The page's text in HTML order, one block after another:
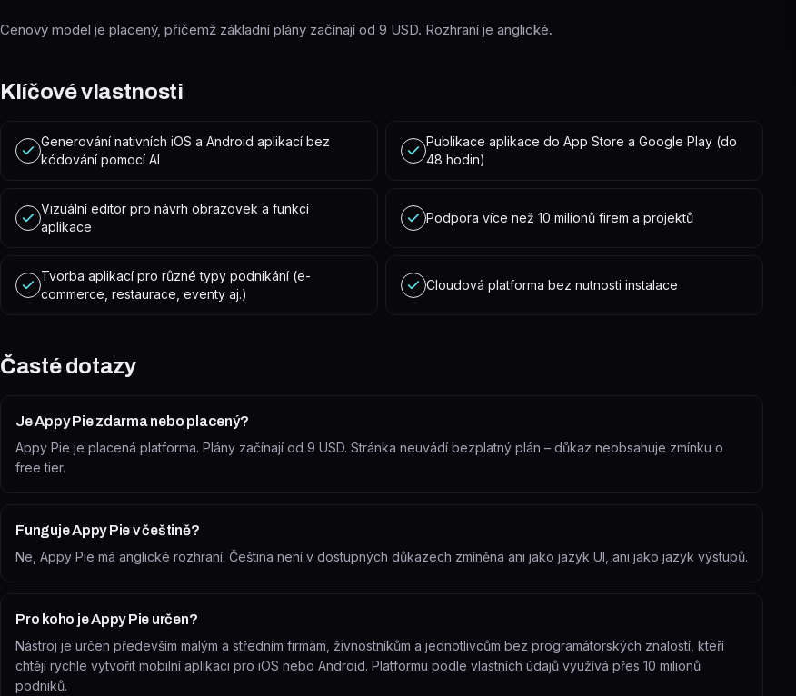
Cenový model je placený, přičemž základní plány začínají od 9 USD. Rozhraní je anglické.
Klíčové vlastnosti
Generování nativních iOS a Android aplikací bez
kódování pomocí AI
Publikace aplikace do App Store a Google Play (do
48 hodin)
Vizuální editor pro návrh obrazovek a funkcí
aplikace
Podpora více než 10 milionů firem a projektů
Tvorba aplikací pro různé typy podnikání (e-
commerce, restaurace, eventy aj.)
Cloudová platforma bez nutnosti instalace
Časté dotazy
Je Appy Pie zdarma nebo placený?
Appy Pie je placená platforma. Plány začínají od 9 USD. Stránka neuvádí bezplatný plán – důkaz neobsahuje zmínku o
free tier.
Funguje Appy Pie v češtině?
Ne, Appy Pie má anglické rozhraní. Čeština není v dostupných důkazech zmíněna ani jako jazyk UI, ani jako jazyk výstupů.
Pro koho je Appy Pie určen?
Nástroj je určen především malým a středním firmám, živnostníkům a jednotlivcům bez programátorských znalostí, kteří
chtějí rychle vytvořit mobilní aplikaci pro iOS nebo Android. Platformu podle vlastních údajů využívá přes 10 milionů
podniků.